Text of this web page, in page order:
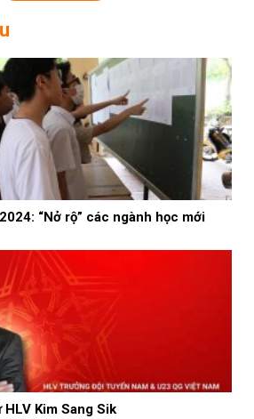
“Nở rộ” các ngành học mới
Kim Sang Sik